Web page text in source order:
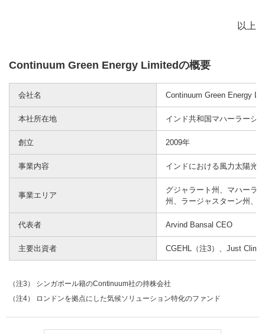
以上
Continuum Green Energy Limitedの概要
会社名 Continuum Green Energy
本社所在地 インド共和国マハーラーシ
創立 2009年
事業内容 インドにおける風力太陽光
事業エリア
グジャラート州、マハーラ
州、ラージャスターン州、
代表者 Arvind Bansal CEO
主要出資者 CGEHL（注3）、Just
（注3） シンガポール籍のContinuum社の持株会社
（注4） ロンドンを拠点にした気候ソリューション特化のファンド